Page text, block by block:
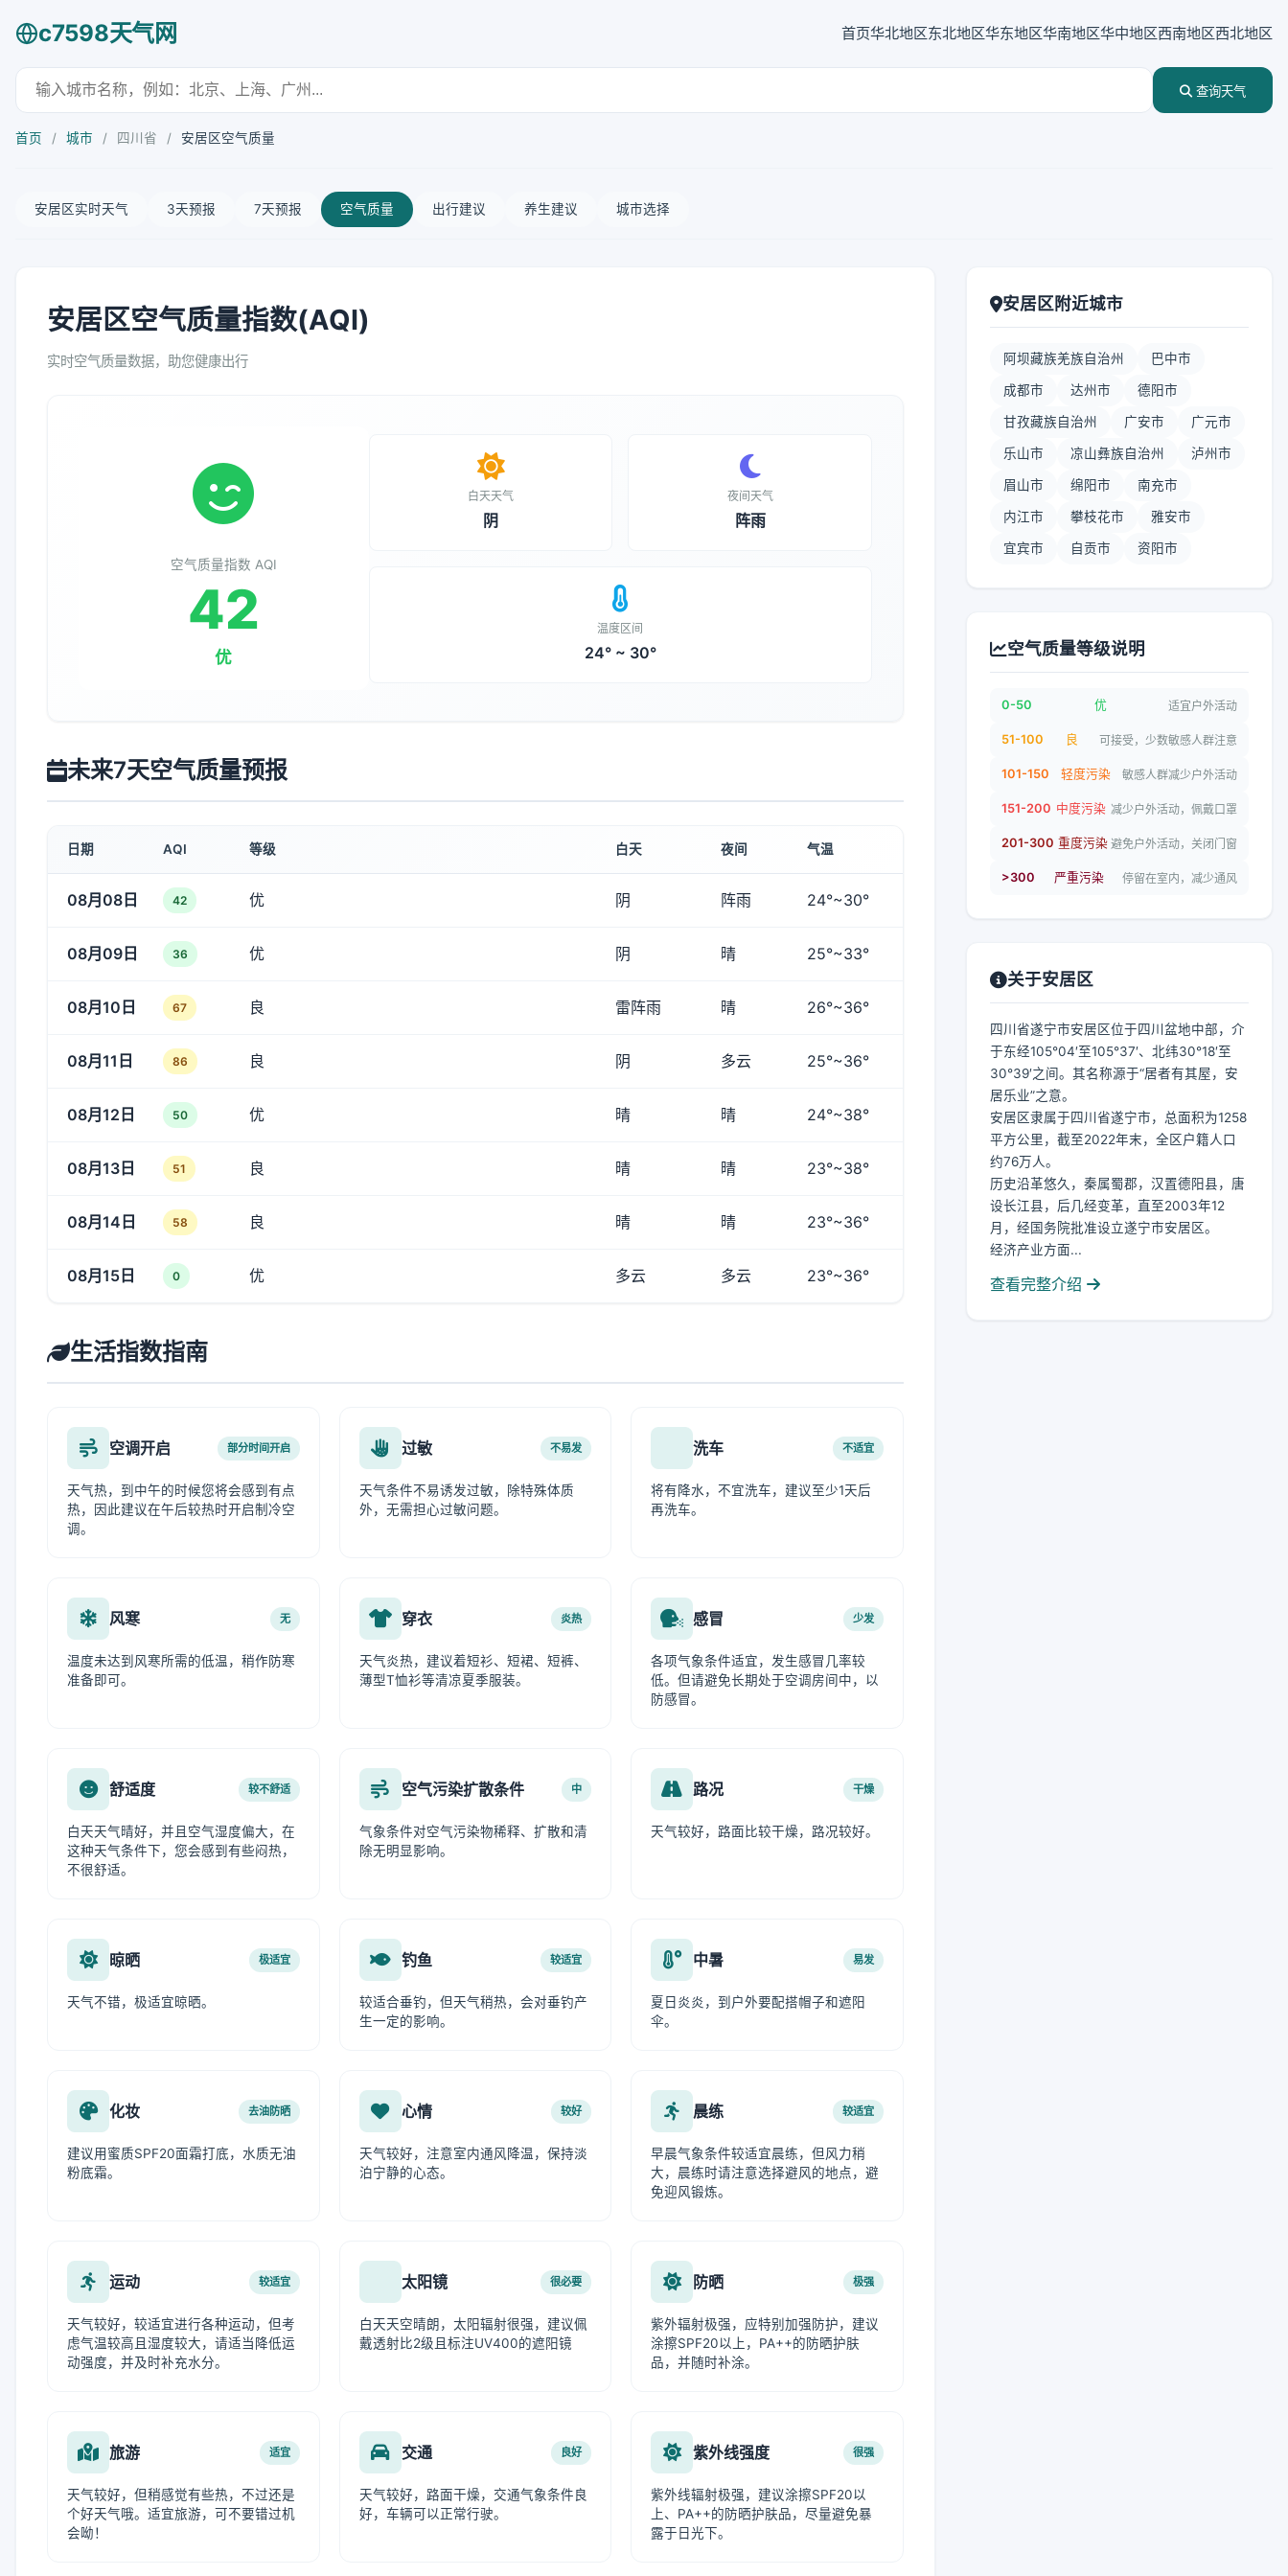
c7598天气网 首页华北地区东北地区华东地区华南地区华中地区西南地区西北地区
查询天气
首页 / 城市 / 四川省 / 安居区空气质量
安居区实时天气 3天预报 7天预报 空气质量 出行建议 养生建议 城市选择
安居区空气质量指数(AQI)
实时空气质量数据，助您健康出行
空气质量指数 AQI
42
优
白天天气
阴
夜间天气
阵雨
温度区间
24° ~ 30°
未来7天空气质量预报
日期 AQI 等级 白天 夜间 气温
08月08日 42 优 阴 阵雨 24°~30°
08月09日 36 优 阴 晴 25°~33°
08月10日 67 良 雷阵雨 晴 26°~36°
08月11日 86 良 阴 多云 25°~36°
08月12日 50 优 晴 晴 24°~38°
08月13日 51 良 晴 晴 23°~38°
08月14日 58 良 晴 晴 23°~36°
08月15日 0 优 多云 多云 23°~36°
生活指数指南
空调开启 部分时间开启
天气热，到中午的时候您将会感到有点
热，因此建议在午后较热时开启制冷空
调。
过敏 不易发
天气条件不易诱发过敏，除特殊体质
外，无需担心过敏问题。
洗车 不适宜
将有降水，不宜洗车，建议至少1天后
再洗车。
风寒 无
温度未达到风寒所需的低温，稍作防寒
准备即可。
穿衣 炎热
天气炎热，建议着短衫、短裙、短裤、
薄型T恤衫等清凉夏季服装。
感冒 少发
各项气象条件适宜，发生感冒几率较
低。但请避免长期处于空调房间中，以
防感冒。
舒适度 较不舒适
白天天气晴好，并且空气湿度偏大，在
这种天气条件下，您会感到有些闷热，
不很舒适。
空气污染扩散条件 中
气象条件对空气污染物稀释、扩散和清
除无明显影响。
路况 干燥
天气较好，路面比较干燥，路况较好。
晾晒 极适宜
天气不错，极适宜晾晒。
钓鱼 较适宜
较适合垂钓，但天气稍热，会对垂钓产
生一定的影响。
中暑 易发
夏日炎炎，到户外要配搭帽子和遮阳
伞。
化妆 去油防晒
建议用蜜质SPF20面霜打底，水质无油
粉底霜。
心情 较好
天气较好，注意室内通风降温，保持淡
泊宁静的心态。
晨练 较适宜
早晨气象条件较适宜晨练，但风力稍
大，晨练时请注意选择避风的地点，避
免迎风锻炼。
运动 较适宜
天气较好，较适宜进行各种运动，但考
虑气温较高且湿度较大，请适当降低运
动强度，并及时补充水分。
太阳镜 很必要
白天天空晴朗，太阳辐射很强，建议佩
戴透射比2级且标注UV400的遮阳镜
防晒 极强
紫外辐射极强，应特别加强防护，建议
涂擦SPF20以上，PA++的防晒护肤
品，并随时补涂。
旅游 适宜
天气较好，但稍感觉有些热，不过还是
个好天气哦。适宜旅游，可不要错过机
会呦！
交通 良好
天气较好，路面干燥，交通气象条件良
好，车辆可以正常行驶。
紫外线强度 很强
紫外线辐射极强，建议涂擦SPF20以
上、PA++的防晒护肤品，尽量避免暴
露于日光下。
安居区附近城市
阿坝藏族羌族自治州 巴中市
成都市 达州市 德阳市
甘孜藏族自治州 广安市 广元市
乐山市 凉山彝族自治州 泸州市
眉山市 绵阳市 南充市
内江市 攀枝花市 雅安市
宜宾市 自贡市 资阳市
空气质量等级说明
0-50 优 适宜户外活动
51-100 良 可接受，少数敏感人群注意
101-150 轻度污染 敏感人群减少户外活动
151-200 中度污染 减少户外活动，佩戴口罩
201-300 重度污染 避免户外活动，关闭门窗
>300 严重污染 停留在室内，减少通风
关于安居区
四川省遂宁市安居区位于四川盆地中部，介
于东经105°04′至105°37′、北纬30°18′至
30°39′之间。其名称源于“居者有其屋，安
居乐业”之意。
安居区隶属于四川省遂宁市，总面积为1258
平方公里，截至2022年末，全区户籍人口
约76万人。
历史沿革悠久，秦属蜀郡，汉置德阳县，唐
设长江县，后几经变革，直至2003年12
月，经国务院批准设立遂宁市安居区。
经济产业方面...
查看完整介绍